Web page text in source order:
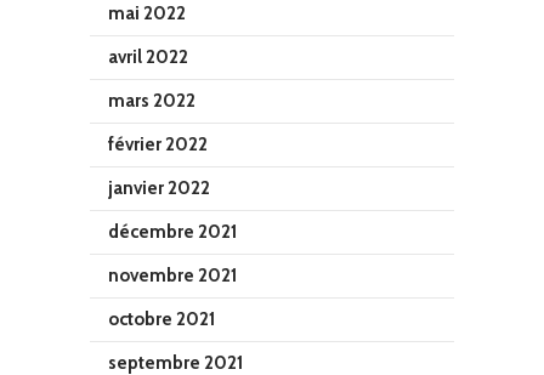
mai 2022
avril 2022
mars 2022
février 2022
janvier 2022
décembre 2021
novembre 2021
octobre 2021
septembre 2021